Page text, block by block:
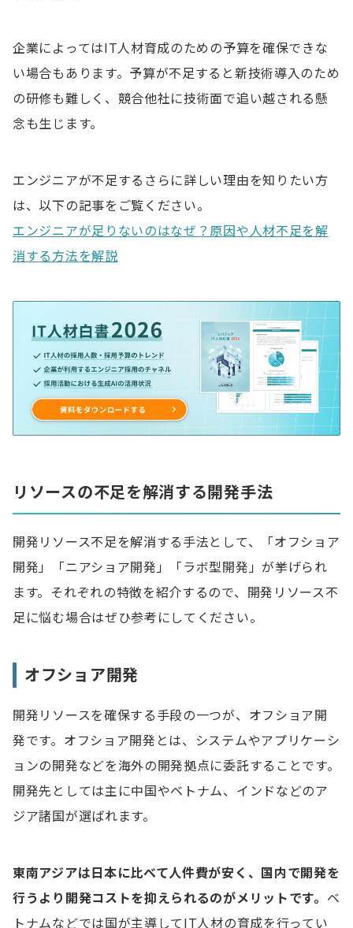
企業によってはIT人材育成のための予算を確保できな
い場合もあります。予算が不足すると新技術導入のため
の研修も難しく、競合他社に技術面で追い越される懸
念も生じます。
エンジニアが不足するさらに詳しい理由を知りたい方
は、以下の記事をご覧ください。
エンジニアが足りないのはなぜ？原因や人材不足を解
消する方法を解説
リソースの不足を解消する開発手法
開発リソース不足を解消する手法として、「オフショア
開発」「ニアショア開発」「ラボ型開発」が挙げられ
ます。それぞれの特徴を紹介するので、開発リソース不
足に悩む場合はぜひ参考にしてください。
オフショア開発
開発リソースを確保する手段の一つが、オフショア開
発です。オフショア開発とは、システムやアプリケーシ
ョンの開発などを海外の開発拠点に委託することです。
開発先としては主に中国やベトナム、インドなどのア
ジア諸国が選ばれます。
東南アジアは日本に比べて人件費が安く、国内で開発を
行うより開発コストを抑えられるのがメリットです。 ベ
トナムなどでは国が主導してIT人材の育成を行ってい